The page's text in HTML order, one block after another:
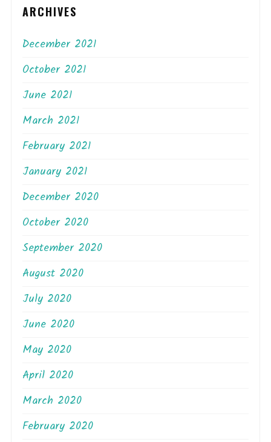
ARCHIVES
December 2021
October 2021
June 2021
March 2021
February 2021
January 2021
December 2020
October 2020
September 2020
August 2020
July 2020
June 2020
May 2020
April 2020
March 2020
February 2020